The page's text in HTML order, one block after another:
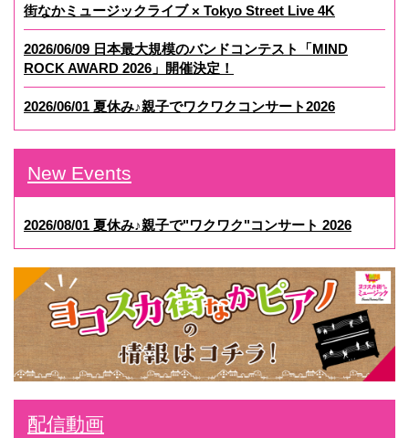
街なかミュージックライブ × Tokyo Street Live 4K
2026/06/09 日本最大規模のバンドコンテスト「MIND
ROCK AWARD 2026」開催決定！
2026/06/01 夏休み♪親子でワクワクコンサート2026
New Events
2026/08/01 夏休み♪親子で"ワクワク"コンサート 2026
配信動画